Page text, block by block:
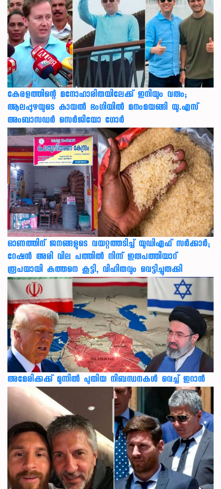
കേരളത്തിന്റെ മനോഹാരിതയിലേക്ക് ഇനിയും വരും;
ആലപ്പുഴയുടെ കായൽ ഭംഗിയിൽ മനംമയങ്ങി യു.എസ്
അംബാസഡർ സെർജിയോ ഗോർ
ഓണത്തിന് ജനങ്ങളുടെ വയറ്റത്തടിച്ച് യുഡിഎഫ് സർക്കാർ;
റേഷൻ അരി വില പത്തിൽ നിന്ന് ഇരുപത്തിയാറ്
രൂപയായി കുത്തനെ കൂട്ടി, വിഹിതവും വെട്ടിച്ചുരുക്കി
അമേരിക്കക്ക് മുന്നിൽ പുതിയ നിബന്ധനകൾ വെച്ച് ഇറാൻ